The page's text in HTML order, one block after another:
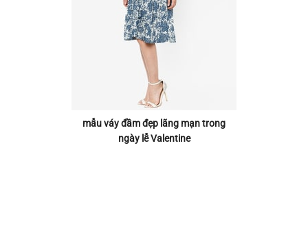
mẫu váy đầm đẹp lãng mạn trong
ngày lễ Valentine